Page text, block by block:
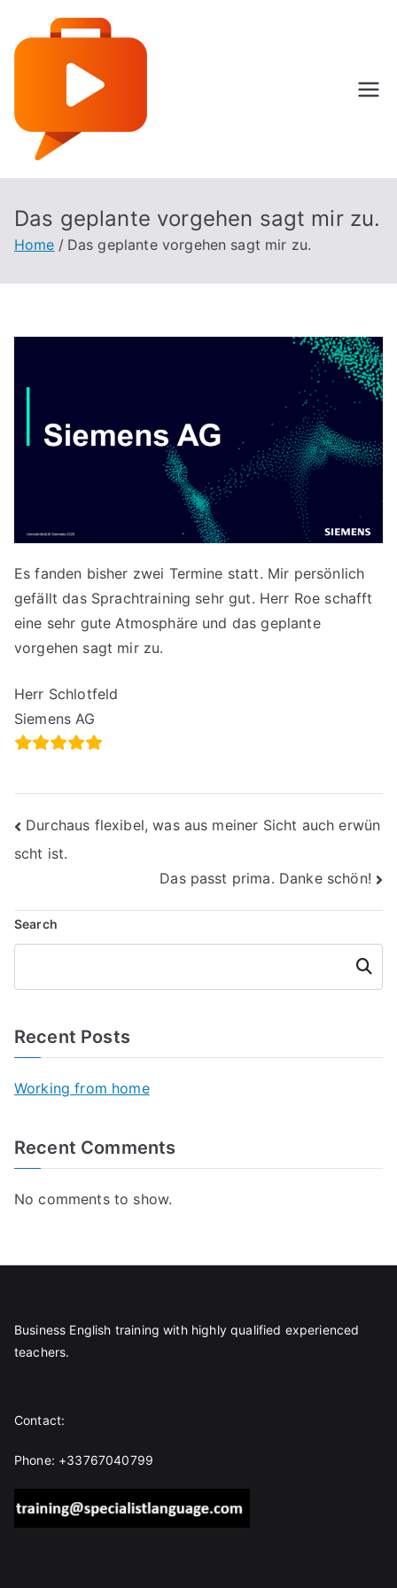
Das geplante vorgehen sagt mir zu.
Home Das geplante vorgehen sagt mir zu.
Es fanden bisher zwei Termine statt. Mir persönlich
gefällt das Sprachtraining sehr gut. Herr Roe schafft
eine sehr gute Atmosphäre und das geplante
vorgehen sagt mir zu.
Herr Schlotfeld
Siemens AG
Post
navigation
Durchaus flexibel, was aus meiner Sicht auch erwün
scht ist.
Das passt prima. Danke schön!
Search
Searc
h
Recent Posts
Working from home
Recent Comments
No comments to show.
Business English training with highly qualified experienced
teachers.
Contact:
Phone: +33767040799